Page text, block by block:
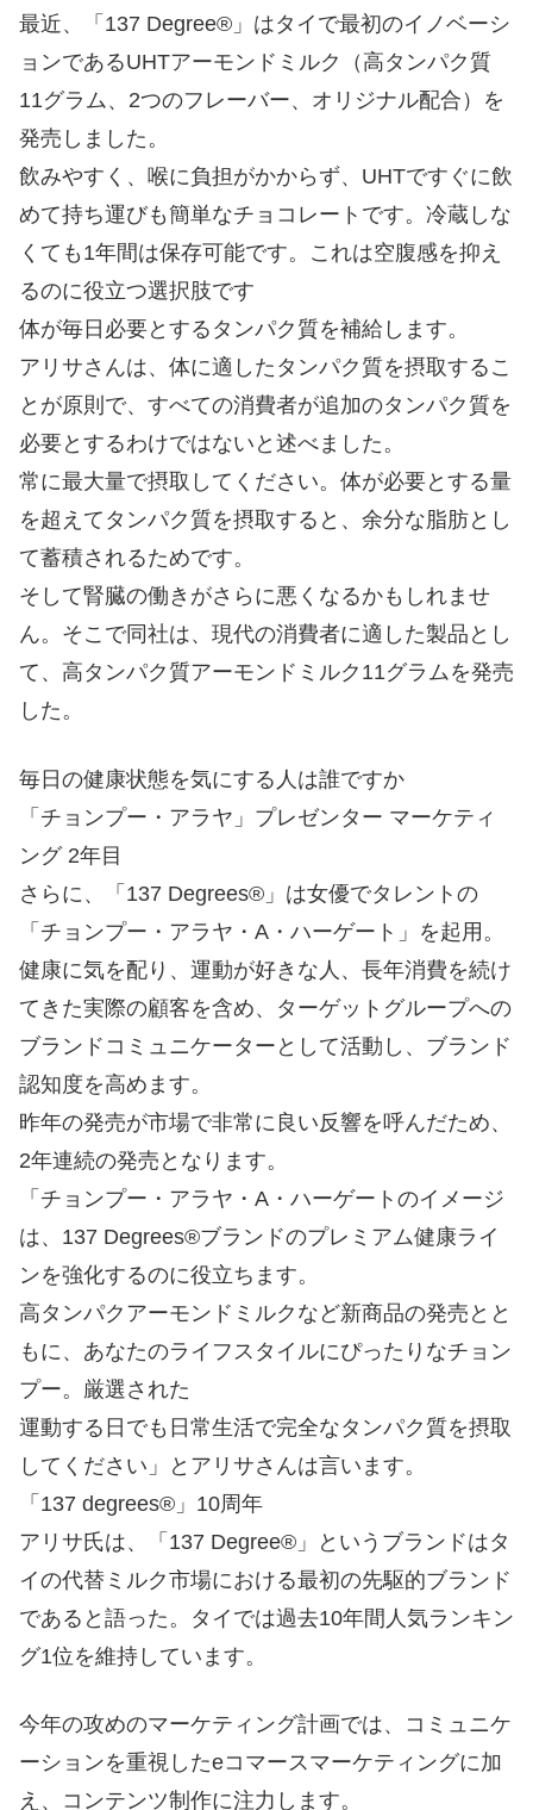
最近、「137 Degree®」はタイで最初のイノベーシ
ョンであるUHTアーモンドミルク（高タンパク質
11グラム、2つのフレーバー、オリジナル配合）を
発売しました。
飲みやすく、喉に負担がかからず、UHTですぐに飲
めて持ち運びも簡単なチョコレートです。冷蔵しな
くても1年間は保存可能です。これは空腹感を抑え
るのに役立つ選択肢です
体が毎日必要とするタンパク質を補給します。
アリサさんは、体に適したタンパク質を摂取するこ
とが原則で、すべての消費者が追加のタンパク質を
必要とするわけではないと述べました。
常に最大量で摂取してください。体が必要とする量
を超えてタンパク質を摂取すると、余分な脂肪とし
て蓄積されるためです。
そして腎臓の働きがさらに悪くなるかもしれませ
ん。そこで同社は、現代の消費者に適した製品とし
て、高タンパク質アーモンドミルク11グラムを発売
した。
毎日の健康状態を気にする人は誰ですか
「チョンプー・アラヤ」プレゼンター マーケティ
ング 2年目
さらに、「137 Degrees®」は女優でタレントの
「チョンプー・アラヤ・A・ハーゲート」を起用。
健康に気を配り、運動が好きな人、長年消費を続け
てきた実際の顧客を含め、ターゲットグループへの
ブランドコミュニケーターとして活動し、ブランド
認知度を高めます。
昨年の発売が市場で非常に良い反響を呼んだため、
2年連続の発売となります。
「チョンプー・アラヤ・A・ハーゲートのイメージ
は、137 Degrees®ブランドのプレミアム健康ライ
ンを強化するのに役立ちます。
高タンパクアーモンドミルクなど新商品の発売とと
もに、あなたのライフスタイルにぴったりなチョン
プー。厳選された
運動する日でも日常生活で完全なタンパク質を摂取
してください」とアリサさんは言います。
「137 degrees®」10周年
アリサ氏は、「137 Degree®」というブランドはタ
イの代替ミルク市場における最初の先駆的ブランド
であると語った。タイでは過去10年間人気ランキン
グ1位を維持しています。
今年の攻めのマーケティング計画では、コミュニケ
ーションを重視したeコマースマーケティングに加
え、コンテンツ制作に注力します。